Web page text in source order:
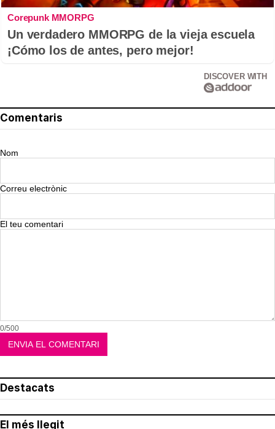
Corepunk MMORPG
Un verdadero MMORPG de la vieja escuela
¡Cómo los de antes, pero mejor!
DISCOVER WITH
Comentaris
Nom
Correu electrònic
El teu comentari
0/500
Destacats
El més llegit